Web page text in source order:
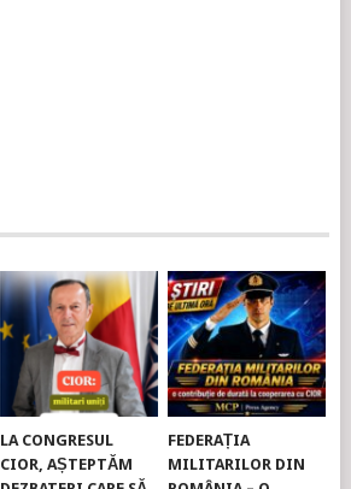
LA CONGRESUL
CIOR, AȘTEPTĂM
FEDERAȚIA
MILITARILOR DIN